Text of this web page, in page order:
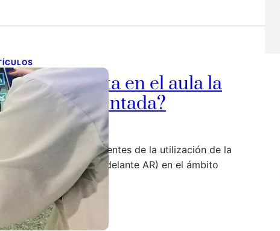
nos aporta en el aula la
Aumentada?
enero de 2020
numerosos precedentes de la utilización de la
Aumentada (en adelante AR) en el ámbito
en…